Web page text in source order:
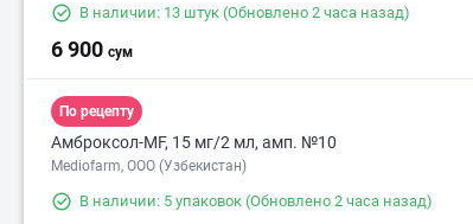
В наличии: 13 штук (Обновлено 2 часа назад)
6 900 сум
По рецепту
Амброксол-MF, 15 мг/2 мл, амп. №10
Mediofarm, ООО (Узбекистан)
В наличии: 5 упаковок (Обновлено 2 часа назад)